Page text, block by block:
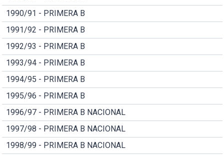
1990/91 - PRIMERA B
1991/92 - PRIMERA B
1992/93 - PRIMERA B
1993/94 - PRIMERA B
1994/95 - PRIMERA B
1995/96 - PRIMERA B
1996/97 - PRIMERA B NACIONAL
1997/98 - PRIMERA B NACIONAL
1998/99 - PRIMERA B NACIONAL